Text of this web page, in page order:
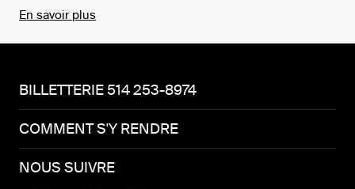
En savoir plus
BILLETTERIE 514 253-8974
COMMENT S'Y RENDRE
NOUS SUIVRE